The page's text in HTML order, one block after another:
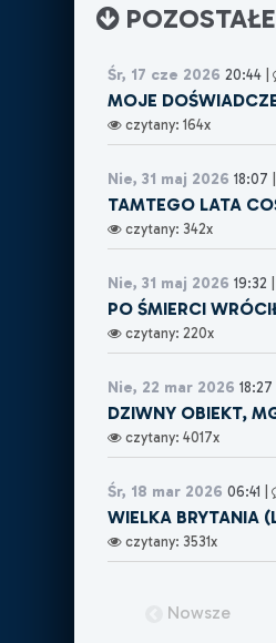
Śr, 17 cze 2026 20:44 |
MOJE
czytany: 164x
Nie, 31 maj 2026 18:07
TAMTEGO LATA
czytany: 342x
Nie, 31 maj 2026 19:32
PO ŚMIERCI
czytany: 220x
Nie, 22 mar 2026 18:27
DZIWNY OBIEKT,
czytany: 4017x
Śr, 18 mar 2026 06:41 |
WIELKA BRYTANIA
czytany: 3531x
Nowsze